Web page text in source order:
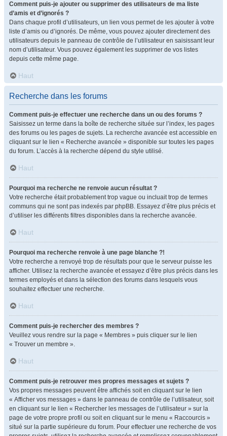
Comment puis-je ajouter ou supprimer des utilisateurs de ma liste
d’amis et d’ignorés ?
Dans chaque profil d’utilisateurs, un lien vous permet de les ajouter à votre
liste d’amis ou d’ignorés. De même, vous pouvez ajouter directement des
utilisateurs depuis le panneau de contrôle de l’utilisateur en saisissant leur
nom d’utilisateur. Vous pouvez également les supprimer de vos listes
depuis cette même page.
Haut
Recherche dans les forums
Comment puis-je effectuer une recherche dans un ou des forums ?
Saisissez un terme dans la boîte de recherche située sur l’index, les pages
des forums ou les pages de sujets. La recherche avancée est accessible en
cliquant sur le lien « Recherche avancée » disponible sur toutes les pages
du forum. L’accès à la recherche dépend du style utilisé.
Haut
Pourquoi ma recherche ne renvoie aucun résultat ?
Votre recherche était probablement trop vague ou incluait trop de termes
communs qui ne sont pas indexés par phpBB. Essayez d’être plus précis et
d’utiliser les différents filtres disponibles dans la recherche avancée.
Haut
Pourquoi ma recherche renvoie à une page blanche ?!
Votre recherche a renvoyé trop de résultats pour que le serveur puisse les
afficher. Utilisez la recherche avancée et essayez d’être plus précis dans les
termes employés et dans la sélection des forums dans lesquels vous
souhaitez effectuer une recherche.
Haut
Comment puis-je rechercher des membres ?
Veuillez vous rendre sur la page « Membres » puis cliquer sur le lien
« Trouver un membre ».
Haut
Comment puis-je retrouver mes propres messages et sujets ?
Vos propres messages peuvent être affichés soit en cliquant sur le lien
« Afficher vos messages » dans le panneau de contrôle de l’utilisateur, soit
en cliquant sur le lien « Rechercher les messages de l’utilisateur » sur la
page de votre propre profil ou soit en cliquant sur le menu « Raccourcis »
situé sur la partie supérieure du forum. Pour effectuer une recherche de vos